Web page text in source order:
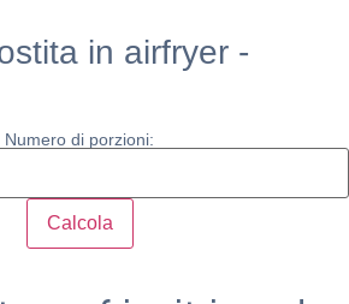
in airfryer -
Numero di porzioni:
Calcola